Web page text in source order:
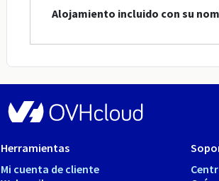
Alojamiento incluido con su
Herramientas
Mi cuenta de cliente